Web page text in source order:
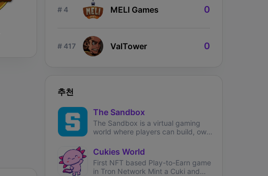
Kingdom Karnage
# 4 MELI Games 0
# 417 ValTower 0
추천
The Sandbox
The Sandbox is a virtual gaming
world where players can build, own,
experiences.
Cukies World
First NFT based Play-to-Earn game
in Tron Network Mint a Cuki and